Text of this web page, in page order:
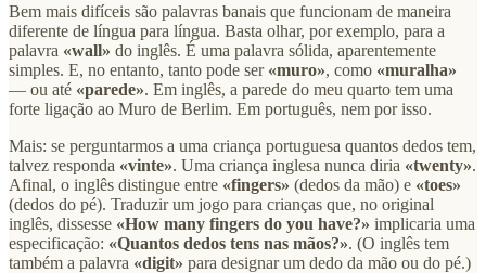
Bem mais difíceis são palavras banais que funcionam de maneira
diferente de língua para língua. Basta olhar, por exemplo, para a
palavra «wall» do inglês. É uma palavra sólida, aparentemente
simples. E, no entanto, tanto pode ser «muro», como «muralha»
— ou até «parede». Em inglês, a parede do meu quarto tem uma
forte ligação ao Muro de Berlim. Em português, nem por isso.
Mais: se perguntarmos a uma criança portuguesa quantos dedos tem,
talvez responda «vinte». Uma criança inglesa nunca diria «twenty».
Afinal, o inglês distingue entre «fingers» (dedos da mão) e «toes»
(dedos do pé). Traduzir um jogo para crianças que, no original
inglês, dissesse «How many fingers do you have?» implicaria uma
especificação: «Quantos dedos tens nas mãos?». (O inglês tem
também a palavra «digit» para designar um dedo da mão ou do pé.)